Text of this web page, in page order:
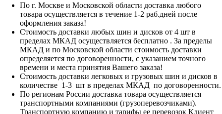
По г. Москве и Московской области доставка любого
товара осуществляется в течение 1-2 раб.дней после
оформления заказа!
Стоимость доставки любых шин и дисков от 4 шт в
пределах МКАД осуществляется бесплатно . За пределы
МКАД и по Московской области стоимость доставки
определяется по договоренности, с указанием точного
времени и места принятия Вашего заказа!
Стоимость доставки легковых и грузовых шин и дисков в
количестве 1-3 шт в пределах МКАД по договоренности.
По регионам России доставка товара осуществляется
транспортными компаниями (грузоперевозчиками).
Транспортную компанию и тарифы ее перевозок Клиент